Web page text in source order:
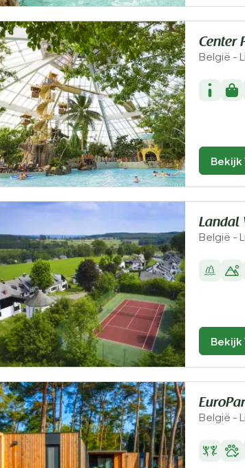
Center
België -
Bekijk
Landal
België -
Bekijk
België -